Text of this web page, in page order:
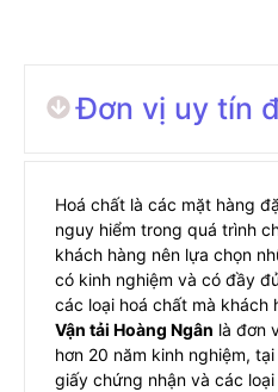
Đơn vị uy tín
Hoá chất là các mặt hàng
nguy hiểm trong quá trình
khách hàng nên lựa chọn
có kinh nghiệm và có đầy
các loại hoá chất mà khách
Vận tải Hoàng Ngân là đơn
hơn 20 năm kinh nghiệm,
giấy chứng nhận và các